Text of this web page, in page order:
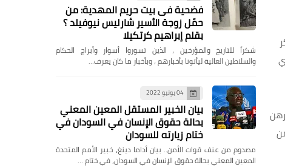
فضحية فى بيت حريم المهدية: من
حمّل زوجة الأسير شارليس نيوفيلد ؟
بقلم إبراهيم كرتكيلا
شكراً للتاريخ والمؤرخين ، الذين تسوروا أسوار وأبراج الحكام
والسلاطين العالية ليأتونا بأخبارهم ، وبأخبار ما كان يعرف…
04 يونيو 2022
بيان الخبير المستقل المعين المعني
بحالة حقوق الإنسان في السودان في
ختام زيارته للسودان
مصدوم من عنف قوات الأمن.. بيان أداما دينغ، خبير الأمم المتحدة
المعين المعني بحالة حقوق الإنسان في السودان، في ختام …